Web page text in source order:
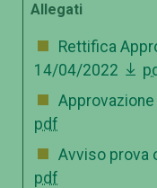
Allegati
Rettifica
14/04/2022
pdf
Avviso prova
pdf